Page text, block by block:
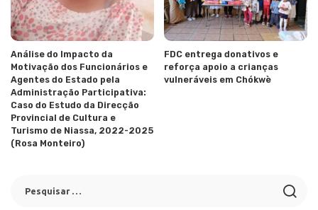
Análise do Impacto da
Motivação dos Funcionários e
Agentes do Estado pela
Administração Participativa:
Caso do Estudo da Direcção
Provincial de Cultura e
Turismo de Niassa, 2022-2025
(Rosa Monteiro)
FDC entrega donativos e
reforça apoio a crianças
vulneráveis em Chókwè